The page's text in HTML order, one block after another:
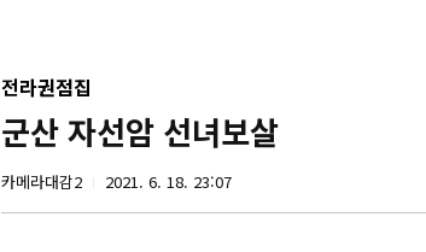
전라권점집
군산 자선암 선녀보살
카메라대감2 2021. 6. 18. 23:07